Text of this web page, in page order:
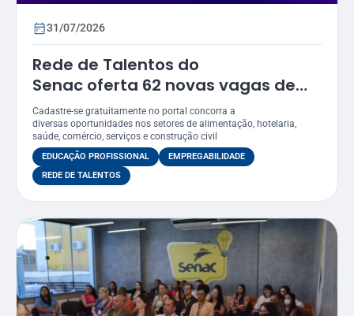
31/07/2026
Rede de Talentos do
Senac oferta 62 novas vagas de
emprego em Sergipe
Cadastre-se gratuitamente no portal concorra a
diversas oportunidades nos setores de alimentação, hotelaria,
saúde, comércio, serviços e construção civil
EDUCAÇÃO PROFISSIONAL
EMPREGABILIDADE
REDE DE TALENTOS